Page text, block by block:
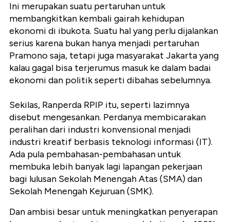
Ini merupakan suatu pertaruhan untuk
membangkitkan kembali gairah kehidupan
ekonomi di ibukota. Suatu hal yang perlu dijalankan
serius karena bukan hanya menjadi pertaruhan
Pramono saja, tetapi juga masyarakat Jakarta yang
kalau gagal bisa terjerumus masuk ke dalam badai
ekonomi dan politik seperti dibahas sebelumnya.
Sekilas, Ranperda RPIP itu, seperti lazimnya
disebut mengesankan. Perdanya membicarakan
peralihan dari industri konvensional menjadi
industri kreatif berbasis teknologi informasi (IT).
Ada pula pembahasan-pembahasan untuk
membuka lebih banyak lagi lapangan pekerjaan
bagi lulusan Sekolah Menengah Atas (SMA) dan
Sekolah Menengah Kejuruan (SMK).
Dan ambisi besar untuk meningkatkan penyerapan